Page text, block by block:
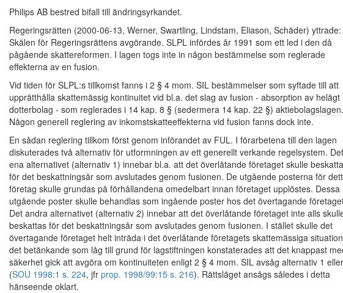
Philips AB bestred bifall till ändringsyrkandet.
Regeringsrätten (2000-06-13, Werner, Swartling, Lindstam, Eliason, Schäder) yttrade:
Skälen för Regeringsrättens avgörande. SLPL infördes år 1991 som ett led i den då
pågående skattereformen. I lagen togs inte in någon bestämmelse som reglerade
effekterna av en fusion.
Vid tiden för SLPL:s tillkomst fanns i 2 § 4 mom. SIL bestämmelser som syftade till att
upprätthålla skattemässig kontinuitet vid bl.a. det slag av fusion - absorption av helägt
dotterbolag - som reglerades i 14 kap. 8 § (sedermera 14 kap. 22 §) aktiebolagslagen.
Någon generell reglering av inkomstskatteeffekterna vid fusion fanns dock inte.
En sådan reglering tillkom först genom införandet av FUL. I förarbetena till den lagen
diskuterades två alternativ för utformningen av ett generellt verkande regelsystem. Det
ena alternativet (alternativ 1) innebar bl.a. att det överlåtande företaget skulle
för det beskattningsår som avslutades genom fusionen. De utgående posterna för
företag skulle grundas på förhållandena omedelbart innan företaget upplöstes. Dessa
utgående poster skulle behandlas som ingående poster hos det övertagande
Det andra alternativet (alternativ 2) innebar att det överlåtande företaget inte alls
beskattas för det beskattningsår som avslutades genom fusionen. I stället skulle det
övertagande företaget helt inträda i det överlåtande företagets skattemässiga
det betänkande som låg till grund för lagstiftningen konstaterades att det knappast
säkerhet gick att avgöra om kontinuiteten enligt 2 § 4 mom. SIL avsåg alternativ 1
(SOU 1998:1 s. 224, jfr prop. 1998/99:15 s. 216). Rättsläget ansågs således i detta
hänseende oklart.